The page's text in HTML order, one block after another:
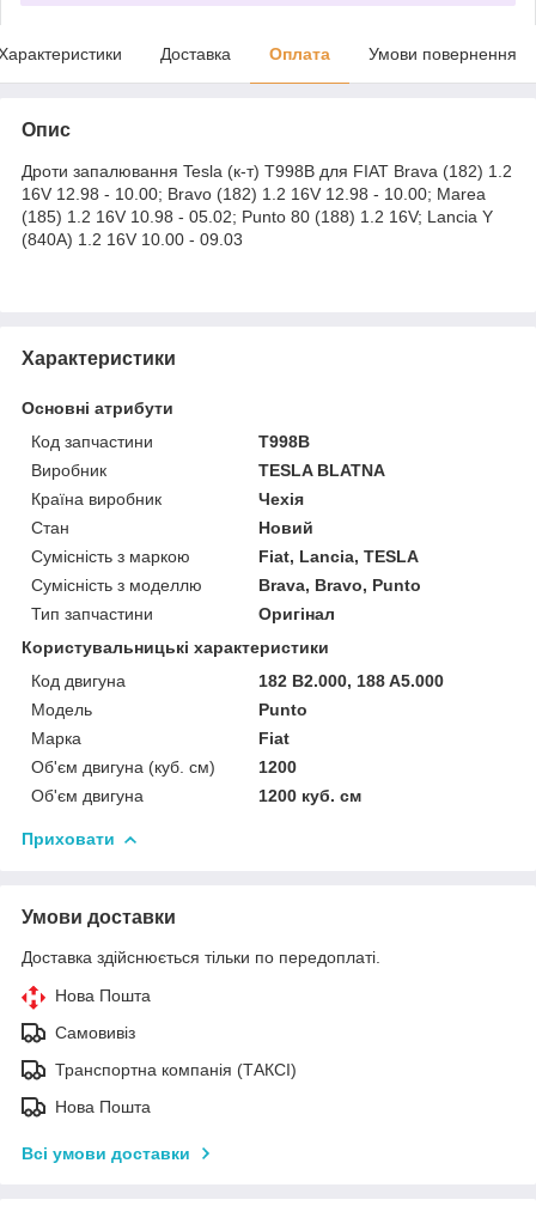
Доставка Оплата Умови повернення
Опис
Дроти запалювання Tesla (к-т) T998B для FIAT Brava (182) 1.2
16V 12.98 - 10.00; Bravo (182) 1.2 16V 12.98 - 10.00; Marea
(185) 1.2 16V 10.98 - 05.02; Punto 80 (188) 1.2 16V; Lancia Y
(840A) 1.2 16V 10.00 - 09.03
Характеристики
Основні атрибути
Код запчастини
T998B
Виробник
TESLA BLATNA
Країна виробник
Чехія
Стан
Новий
Сумісність з маркою
Fiat, Lancia, TESLA
Сумісність з моделлю
Brava, Bravo, Punto
Тип запчастини
Оригінал
Користувальницькі характеристики
Код двигуна
182 B2.000, 188 A5.000
Мoдель
Punto
Марка
Fiat
Об'єм двигуна (куб. см)
1200
Об'єм двигуна
1200 куб. cм
Приховати
Умови доставки
Доставка здійснюється тільки по передоплаті.
Нова Пошта
Самовивіз
Транспортна компанія (ТАКСІ)
Нова Пошта
Всі умови доставки